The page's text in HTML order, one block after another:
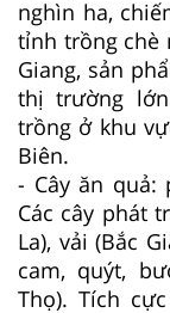
nghìn ha,
tỉnh trồng chè
Giang, sản
thị trường
trồng ở khu
Biên.
- Cây ăn quả:
Các cây phát
La), vải (Bắc
cam, quýt,
Thọ). Tích